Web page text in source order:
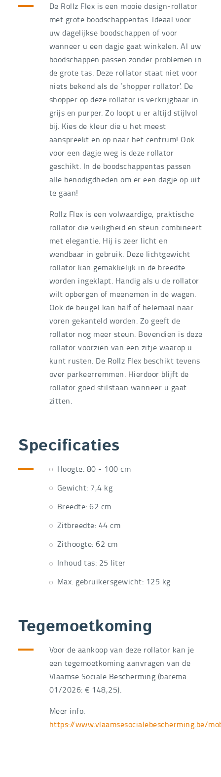
De Rollz Flex is een mooie design-rollator
met grote boodschappentas. Ideaal voor
uw dagelijkse boodschappen of voor
wanneer u een dagje gaat winkelen. Al uw
boodschappen passen zonder problemen in
de grote tas. Deze rollator staat niet voor
niets bekend als de ‘shopper rollator’. De
shopper op deze rollator is verkrijgbaar in
grijs en purper. Zo loopt u er altijd stijlvol
bij. Kies de kleur die u het meest
aanspreekt en op naar het centrum! Ook
voor een dagje weg is deze rollator
geschikt. In de boodschappentas passen
alle benodigdheden om er een dagje op uit
te gaan!
Rollz Flex is een volwaardige, praktische
rollator die veiligheid en steun combineert
met elegantie. Hij is zeer licht en
wendbaar in gebruik. Deze lichtgewicht
rollator kan gemakkelijk in de breedte
worden ingeklapt. Handig als u de rollator
wilt opbergen of meenemen in de wagen.
Ook de beugel kan half of helemaal naar
voren gekanteld worden. Zo geeft de
rollator nog meer steun. Bovendien is deze
rollator voorzien van een zitje waarop u
kunt rusten. De Rollz Flex beschikt tevens
over parkeerremmen. Hierdoor blijft de
rollator goed stilstaan wanneer u gaat
zitten.
Specificaties
Hoogte: 80 - 100 cm
Gewicht: 7,4 kg
Breedte: 62 cm
Zitbreedte: 44 cm
Zithoogte: 62 cm
Inhoud tas: 25 liter
Max. gebruikersgewicht: 125 kg
Tegemoetkoming
Voor de aankoop van deze rollator kan je
een tegemoetkoming aanvragen van de
Vlaamse Sociale Bescherming (barema
01/2026: € 148,25).
Meer info:
https://www.vlaamsesocialebescherming.be/